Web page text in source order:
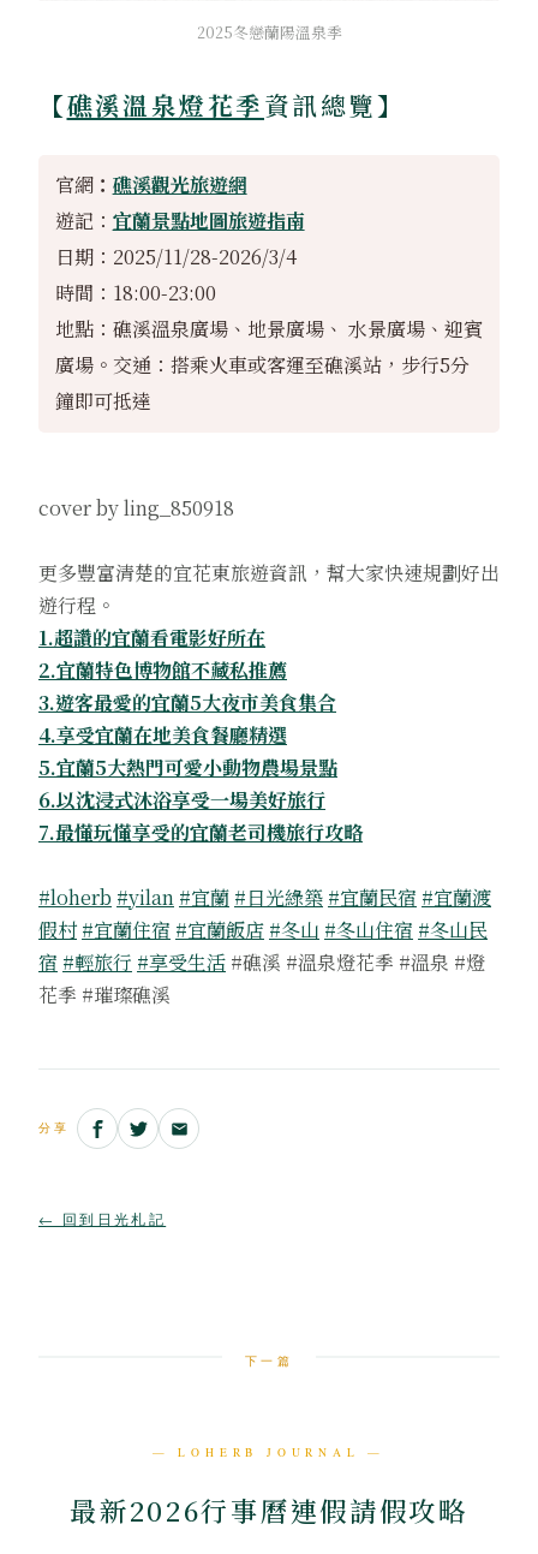
2025冬戀蘭陽溫泉季
【礁溪溫泉燈花季資訊總覽】
官網： 礁溪觀光旅遊網
遊記： 宜蘭景點地圖旅遊指南
日期：2025/11/28-2026/3/4
時間：18:00-23:00
地點：礁溪溫泉廣場、地景廣場、 水景廣場、迎賓
廣場。交通：搭乘火車或客運至礁溪站，步行5分
鐘即可抵達
cover by ling_850918
更多豐富清楚的宜花東旅遊資訊，幫大家快速規劃好出
遊行程。
1.超讚的宜蘭看電影好所在
2.宜蘭特色博物館不藏私推薦
3.遊客最愛的宜蘭5大夜市美食集合
4.享受宜蘭在地美食餐廳精選
5.宜蘭5大熱門可愛小動物農場景點
6.以沈浸式沐浴享受一場美好旅行
7.最懂玩懂享受的宜蘭老司機旅行攻略
#loherb #yilan #宜蘭 #日光綠築 #宜蘭民宿 #宜蘭渡
假村 #宜蘭住宿 #宜蘭飯店 #冬山 #冬山住宿 #冬山民
宿 #輕旅行 #享受生活 #礁溪 #溫泉燈花季 #溫泉 #燈
花季 #璀璨礁溪
分享
← 回到日光札記
下一篇
— LOHERB JOURNAL —
最新2026行事曆連假請假攻略